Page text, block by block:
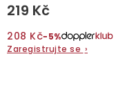
219 Kč
208 Kč−5%
Zaregistrujte se ›